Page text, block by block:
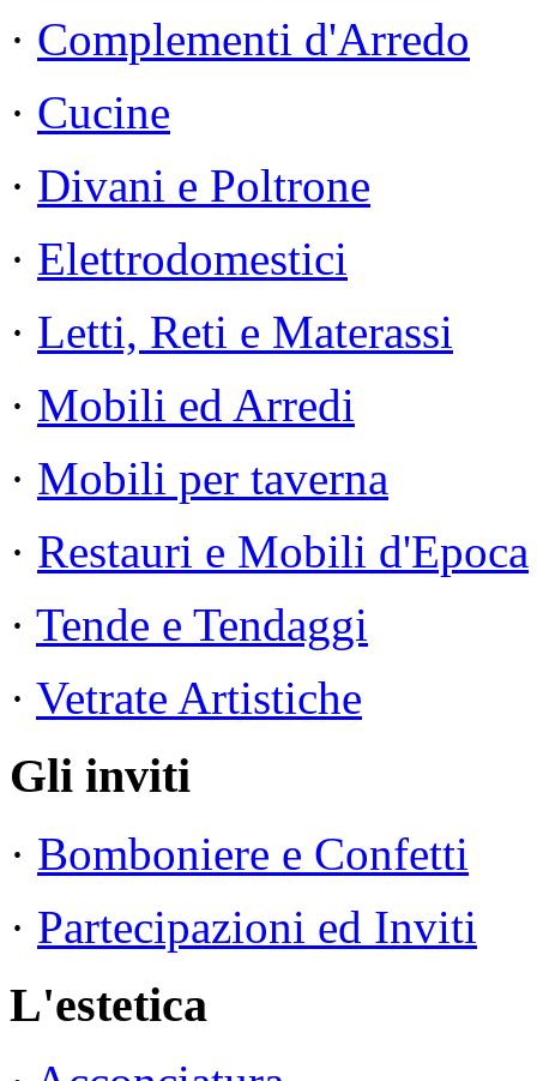
· Complementi d'Arredo
· Cucine
· Divani e Poltrone
· Elettrodomestici
· Letti, Reti e Materassi
· Mobili ed Arredi
· Mobili per taverna
· Restauri e Mobili d'Epoca
· Tende e Tendaggi
· Vetrate Artistiche
Gli inviti
· Bomboniere e Confetti
· Partecipazioni ed Inviti
L'estetica